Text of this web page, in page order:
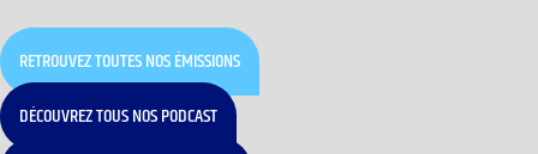
RETROUVEZ TOUTES NOS ÉMISSIONS
DÉCOUVREZ TOUS NOS PODCAST